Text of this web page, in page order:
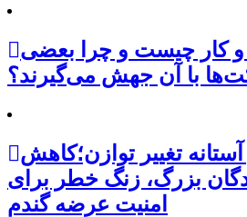
کار چیست و چرا بعضی
با آن جهش می‌گیرند؟
تغییر توازن؛کاهش
بزرگ، زنگ خطر برای
امنیت عرضه گندم